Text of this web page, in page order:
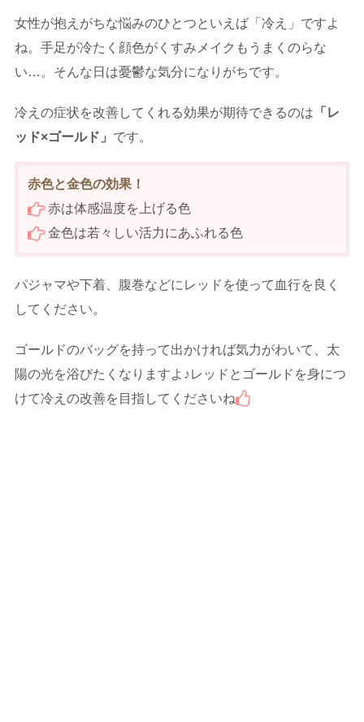
女性が抱えがちな悩みのひとつといえば「冷え」ですよ
ね。手足が冷たく顔色がくすみメイクもうまくのらな
い…。そんな日は憂鬱な気分になりがちです。
冷えの症状を改善してくれる効果が期待できるのは 「レ
ッド×ゴールド」 です。
赤色と金色の効果！
赤は体感温度を上げる色
金色は若々しい活力にあふれる色
パジャマや下着、腹巻などにレッドを使って血行を良く
してください。
ゴールドのバッグを持って出かければ気力がわいて、太
陽の光を浴びたくなりますよ♪レッドとゴールドを身につ
けて冷えの改善を目指してくださいね